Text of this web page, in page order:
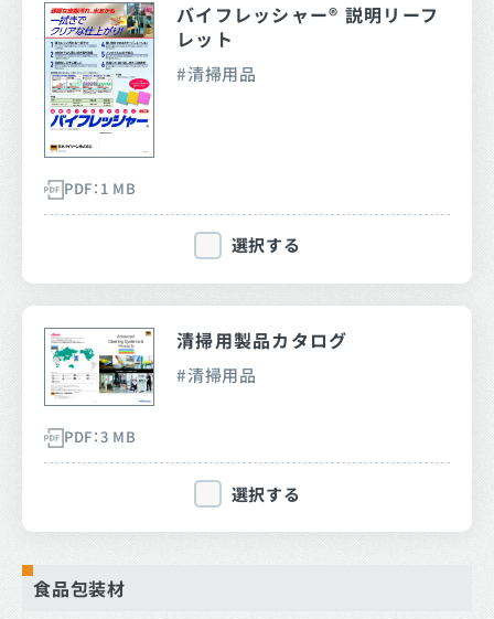
バイフレッシャー® 説明リーフ
レット
清掃用品
PDF：1 MB
選択する
清掃用製品カタログ
清掃用品
PDF：3 MB
選択する
食品包装材